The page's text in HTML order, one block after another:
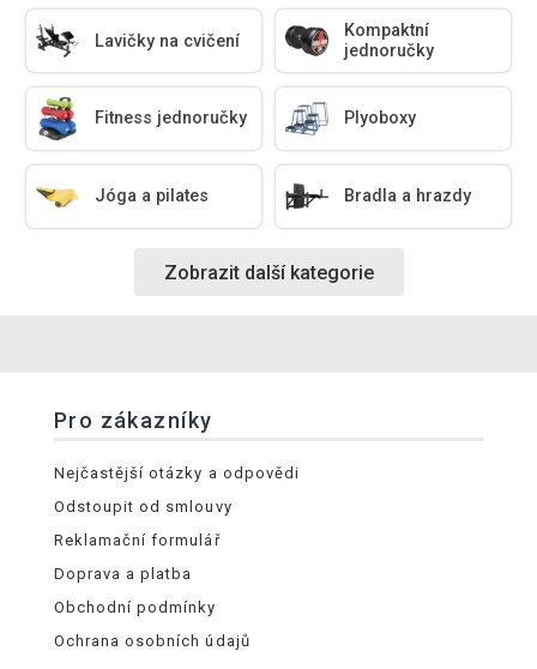
Lavičky na cvičení
Kompaktní
jednoručky
Fitness jednoručky Plyoboxy
Jóga a pilates Bradla a hrazdy
Zobrazit další kategorie
Pro zákazníky
Nejčastější otázky a odpovědi
Odstoupit od smlouvy
Reklamační formulář
Doprava a platba
Obchodní podmínky
Ochrana osobních údajů